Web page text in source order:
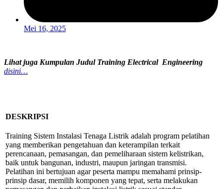
Mei 16, 2025
Lihat juga Kumpulan Judul Training Electrical Engineering
disini…
DESKRIPSI
Training Sistem Instalasi Tenaga Listrik adalah program pelatihan
yang memberikan pengetahuan dan keterampilan terkait
perencanaan, pemasangan, dan pemeliharaan sistem kelistrikan,
baik untuk bangunan, industri, maupun jaringan transmisi.
Pelatihan ini bertujuan agar peserta mampu memahami prinsip-
prinsip dasar, memilih komponen yang tepat, serta melakukan